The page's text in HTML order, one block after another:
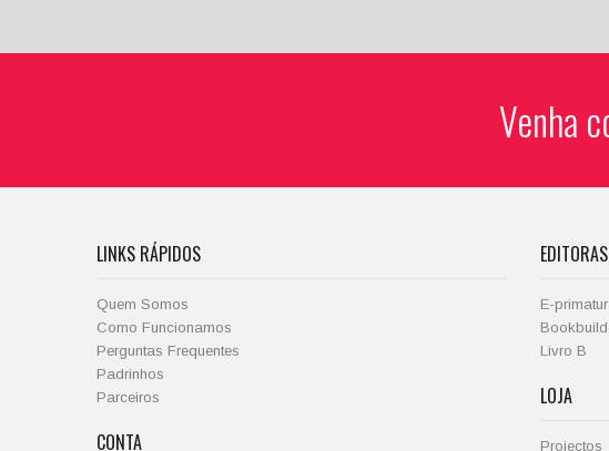
Venha
LINKS RÁPIDOS
Quem Somos
Como Funcionamos
Perguntas Frequentes
Padrinhos
Parceiros
CONTA
EDITORAS
E-primatur
Livro B
LOJA
Projectos